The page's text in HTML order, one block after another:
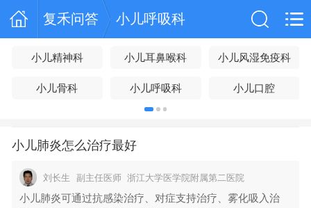
复禾问答 小儿呼吸科
小儿精神科 小儿耳鼻喉科 小儿风湿免疫科
小儿骨科 小儿呼吸科 小儿口腔
小儿肺炎怎么治疗最好
刘长生 副主任医师 浙江大学医学院附属第二医院
小儿肺炎可通过抗感染治疗、对症支持治疗、雾化吸入治